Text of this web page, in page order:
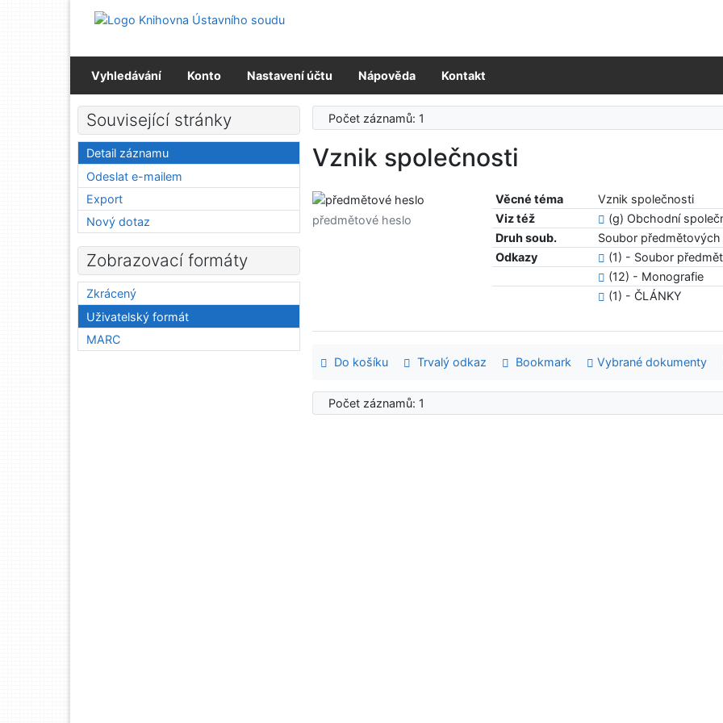
Přejít na menu
Vyhledávání Konto Nastavení účtu Nápověda Kontakt
Počet záznamů: 1
Vznik společnosti
Věcné téma
Vznik společnosti
Viz též
(g) Obchodní
Druh soub.
Soubor předmětových
Odkazy
(1) - Soubor
(12) - Monografie
(1) - ČLÁNKY
předmětové heslo
Do košíku Trvalý odkaz Bookmark Vybrané dokumenty
Počet záznamů: 1
Související stránky
Detail záznamu
Odeslat e-mailem
Export
Nový dotaz
Zobrazovací formáty
Zkrácený
Uživatelský formát
MARC